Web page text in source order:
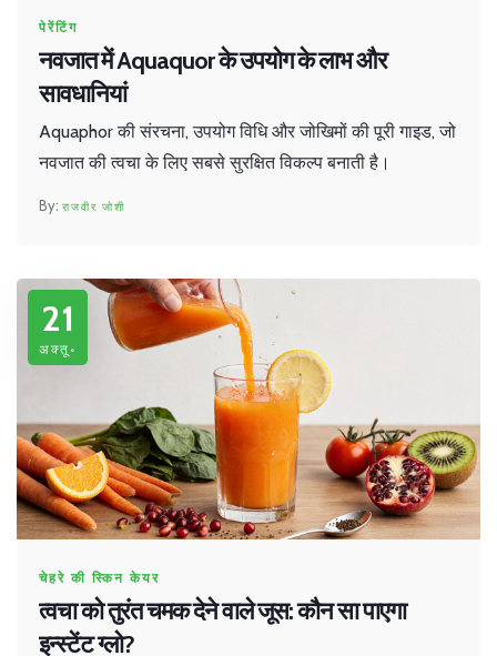
पेरेंटिंग
नवजात में Aquaquor के उपयोग के लाभ और
सावधानियां
Aquaphor की संरचना, उपयोग विधि और जोखिमों की पूरी गाइड, जो
नवजात की त्वचा के लिए सबसे सुरक्षित विकल्प बनाती है।
राजवीर जोशी
21
अक्तू॰
चेहरे की स्किन केयर
त्वचा को तुरंत चमक देने वाले जूस: कौन सा पाएगा
इन्स्टेंट ग्लो?